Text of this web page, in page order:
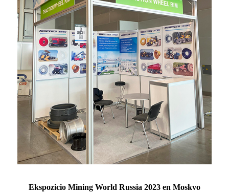
Ekspozicio Mining World Russia 2023 en Moskvo